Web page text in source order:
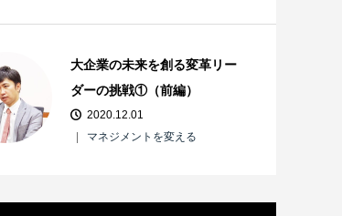
大企業の未来を創る変革リー
ダーの挑戦①（前編）
2020.12.01
マネジメントを変える